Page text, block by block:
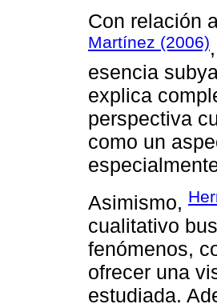
Con relación
Martínez (2006)
esencia
explica
perspectiva
como un
Asimismo,
cualitativo
fenómenos,
ofrecer una
estudiada.